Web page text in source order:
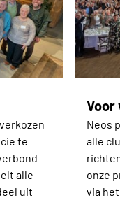
te
alle
uit
Voor
Neos
alle
onze
via